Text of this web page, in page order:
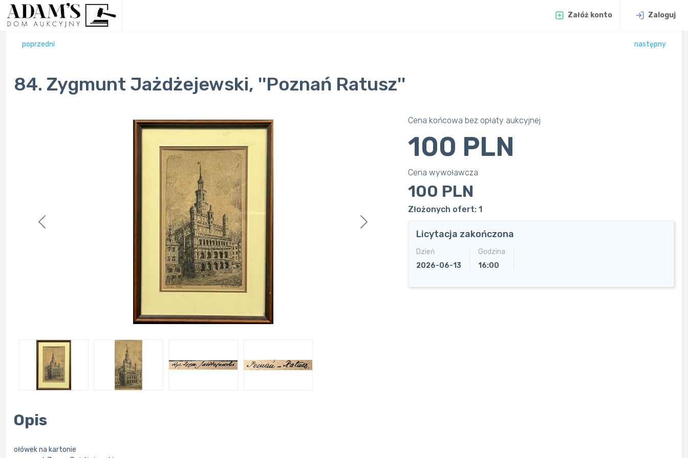
Załóż konto Zaloguj
poprzedni następny
84. Zygmunt Jażdżejewski, ''Poznań Ratusz''
Previous Next
Cena końcowa bez opłaty aukcyjnej
100 PLN
Cena wywoławcza
100 PLN
Złożonych ofert: 1
Licytacja zakończona
Dzień
2026-06-13
Godzina
16:00
Opis
ołówek na kartonie